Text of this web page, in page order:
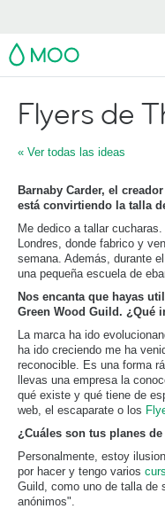
MOO
Flyers de
« Ver todas las ideas
Barnaby Carder, el creador
está convirtiendo la talla
Me dedico a tallar
Londres, donde fabrico y
semana. Además, durante
una pequeña escuela de
Nos encanta que hayas
Green Wood Guild. ¿Qué
La marca ha ido
ha ido creciendo me ha
reconocible. Es una forma
llevas una empresa la
qué existe y qué tiene de
web, el escaparate o los
¿Cuáles son tus planes
Personalmente, estoy
por hacer y tengo varios
Guild, como uno de talla de
anónimos".